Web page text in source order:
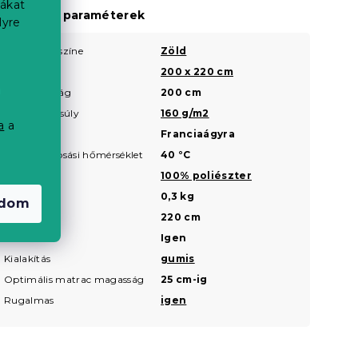
a
paraméterek
Termék színe Zöld
200 x 220 cm
Hosszúság 200 cm
Grammsúly 160 g/m2
Franciaágyra
Ajánlott mosási hőmérséklet
40 °C
100% poliészter
Súly
0,3 kg
220 cm
Igen
Kialakítás
gumis
Optimális matrac magasság
25 cm-ig
Rugalmas
igen